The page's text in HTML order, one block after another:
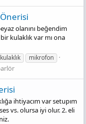
olanını beğendim
kulaklık var mı ona
kulaklık mikrofon
ihtiyacım var setupım
vs. olursa iyi olur. 2. eli